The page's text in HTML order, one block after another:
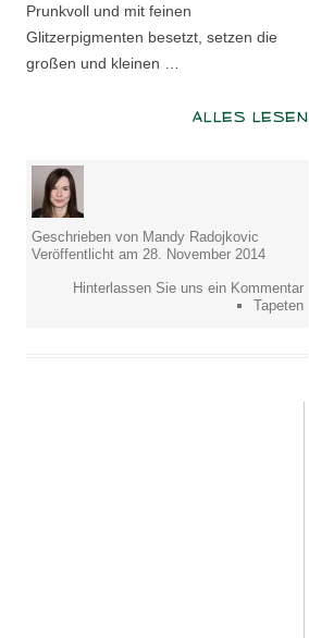
Prunkvoll und mit feinen
Glitzerpigmenten besetzt, setzen die
großen und kleinen …
ALLES LESEN
Geschrieben von Mandy Radojkovic
Veröffentlicht am 28. November 2014
Hinterlassen Sie uns ein Kommentar
Tapeten